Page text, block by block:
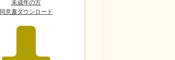
未成年の方
同意書ダウンロード